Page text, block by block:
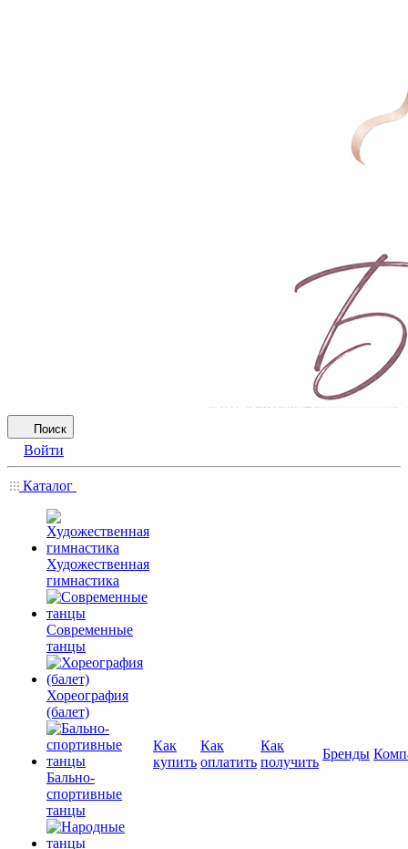
Поиск
Войти
Каталог
Художественная
гимнастика
Современные
танцы
Хореография
(балет)
Бально-
спортивные
танцы
Как
купить
Как
оплатить
Как
получить
Бренды